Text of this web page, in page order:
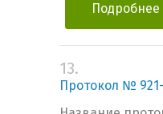
Подробнее
13.
Протокол №